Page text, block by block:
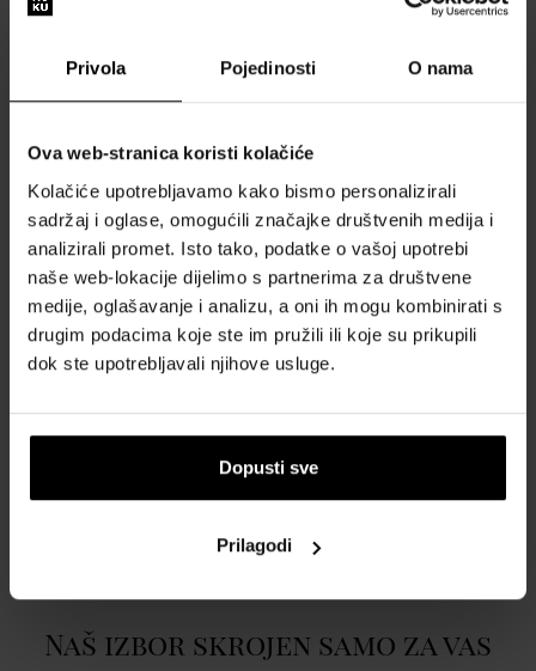
Privola Pojedinosti O nama
Ova web-stranica koristi kolačiće
Kolačiće upotrebljavamo kako bismo personalizirali
sadržaj i oglase, omogućili značajke društvenih medija i
analizirali promet. Isto tako, podatke o vašoj upotrebi
naše web-lokacije dijelimo s partnerima za društvene
medije, oglašavanje i analizu, a oni ih mogu kombinirati s
drugim podacima koje ste im pružili ili koje su prikupili
dok ste upotrebljavali njihove usluge.
Dopusti sve
Prilagodi
Mirisne note:
Gornja nota:ambrette (pravilan mošus), iris
Srednja nota:bijelo cvijeće, vanilija, jantarno drvo
Osnovna nota:mošus, amber, bijeli oud
Naš izbor skrojen samo za vas